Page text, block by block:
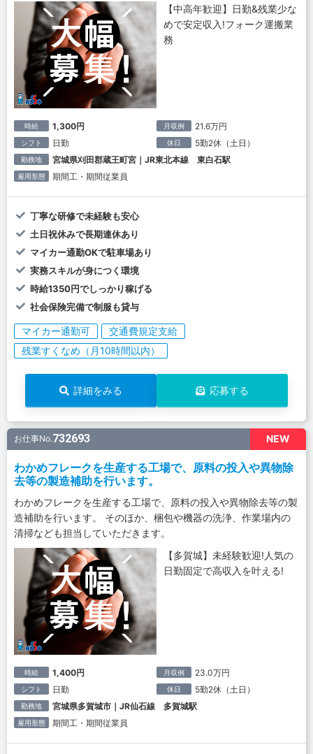
【中高年歓迎】日勤&残業少な
めで安定収入!フォーク運搬業
務
時給 1,300円 月収例 21.6万円
シフト 日勤 休日 5勤2休（土日）
勤務地 宮城県刈田郡蔵王町宮｜JR東北本線 東白石駅
雇用形態 期間工・期間従業員
丁寧な研修で未経験も安心
土日祝休みで長期連休あり
マイカー通勤OKで駐車場あり
実務スキルが身につく環境
時給1350円でしっかり稼げる
社会保険完備で制服も貸与
マイカー通勤可
交通費規定支給
残業すくなめ（月10時間以内）
詳細をみる 応募する
NEW
お仕事No.732693
わかめフレークを生産する工場で、原料の投入や異物除
去等の製造補助を行います。
わかめフレークを生産する工場で、原料の投入や異物除去等の製
造補助を行います。 そのほか、梱包や機器の洗浄、作業場内の
清掃なども担当していただきます。
【多賀城】未経験歓迎!人気の
日勤固定で高収入を叶える!
時給 1,400円 月収例 23.0万円
シフト 日勤 休日 5勤2休（土日）
勤務地 宮城県多賀城市｜JR仙石線 多賀城駅
雇用形態 期間工・期間従業員